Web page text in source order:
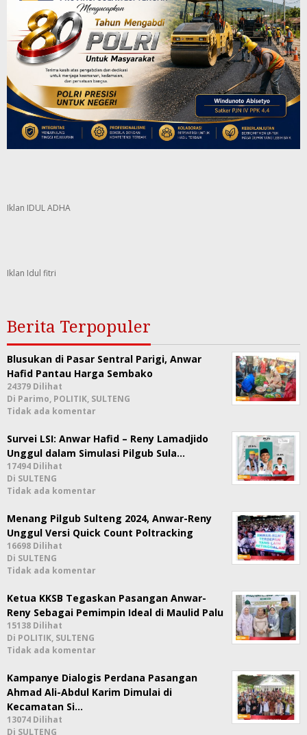
Iklan IDUL ADHA
Iklan Idul fitri
Berita Terpopuler
Blusukan di Pasar Sentral Parigi, Anwar
Hafid Pantau Harga Sembako
24379 Dilihat
Di Parimo, POLITIK, SULTENG
Tidak ada komentar
Survei LSI: Anwar Hafid – Reny Lamadjido
Unggul dalam Simulasi Pilgub Sula…
17494 Dilihat
Di SULTENG
Tidak ada komentar
Menang Pilgub Sulteng 2024, Anwar-Reny
Unggul Versi Quick Count Poltracking
16698 Dilihat
Di SULTENG
Tidak ada komentar
Ketua KKSB Tegaskan Pasangan Anwar-
Reny Sebagai Pemimpin Ideal di Maulid Palu
15138 Dilihat
Di POLITIK, SULTENG
Tidak ada komentar
Kampanye Dialogis Perdana Pasangan
Ahmad Ali-Abdul Karim Dimulai di
Kecamatan Si…
13074 Dilihat
Di SULTENG